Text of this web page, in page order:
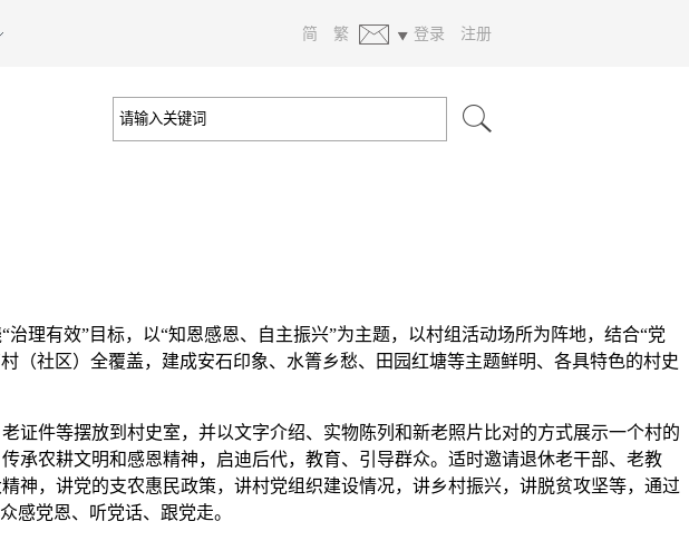
简 繁 登录 注册
有效”目标，以“知恩感恩、自主振兴”为主题，以村组活动场所为阵地，结合“党
（社区）全覆盖，建成安石印象、水箐乡愁、田园红塘等主题鲜明、各具特色的村史
证件等摆放到村史室，并以文字介绍、实物陈列和新老照片比对的方式展示一个村的
承农耕文明和感恩精神，启迪后代，教育、引导群众。适时邀请退休老干部、老教
神，讲党的支农惠民政策，讲村党组织建设情况，讲乡村振兴，讲脱贫攻坚等，通过
感党恩、听党话、跟党走。